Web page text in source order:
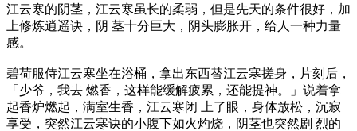
江云寒的阴茎，江云寒虽长的柔弱，但是先天的条件很好，加
上修炼逍遥诀，阴 茎十分巨大，阴头膨胀开，给人一种力量
感。
碧荷服侍江云寒坐在浴桶，拿出东西替江云寒搓身，片刻后，
「少爷，我去 燃香，这样能缓解疲累，还能提神。」说着拿
起香炉燃起，满室生香，江云寒闭 上了眼，身体放松，沉寂
享受，突然江云寒诀的小腹下如火灼烧，阴茎也突然剧 烈的